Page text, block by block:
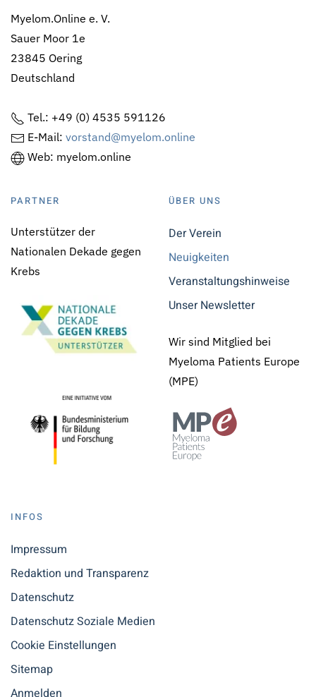
Myelom.Online e. V.
Sauer Moor 1e
23845 Oering
Deutschland
Tel.: +49 (0) 4535 591126
E-Mail: vorstand@myelom.online
Web: myelom.online
PARTNER
Unterstützer der
Nationalen Dekade gegen
Krebs
ÜBER UNS
Der Verein
Neuigkeiten
Veranstaltungshinweise
Unser Newsletter
Wir sind Mitglied bei
Myeloma Patients Europe
(MPE)
INFOS
Impressum
Redaktion und Transparenz
Datenschutz
Datenschutz Soziale Medien
Cookie Einstellungen
Sitemap